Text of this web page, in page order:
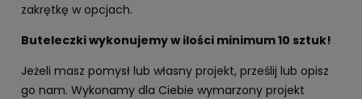
zakrętkę w opcjach.
Buteleczki wykonujemy w ilości minimum 10 sztuk!
Jeżeli masz pomysł lub własny projekt, prześlij lub opisz
go nam. Wykonamy dla Ciebie wymarzony projekt